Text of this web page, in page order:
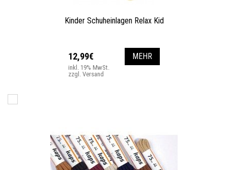
Kinder Schuheinlagen Relax Kid
12,99€
inkl. 19% MwSt.
zzgl. Versand
MEHR